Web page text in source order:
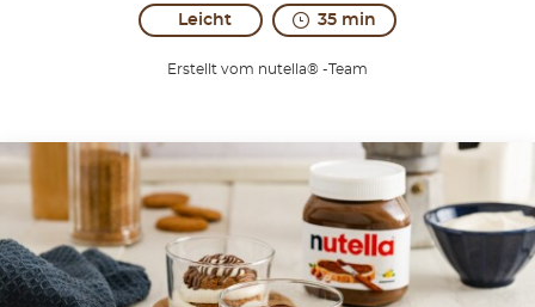
Leicht 35 min
Erstellt vom nutella® -Team